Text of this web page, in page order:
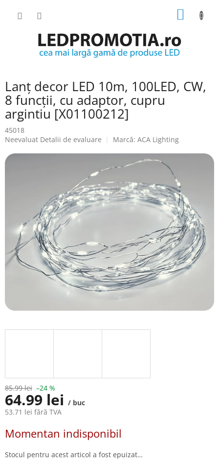
COŞ
Lanț decor LED 10m, 100LED, CW,
8 funcții, cu adaptor, cupru
argintiu [X01100212]
45018
Evaluarea
a
Neevaluat Detalii de evaluare Marcă: ACA Lighting
85.99 lei –24 %
64.99 lei / buc
53.71 lei fără TVA
preţ:
Momentan indisponibil
Stocul pentru acest articol a fost epuizat…